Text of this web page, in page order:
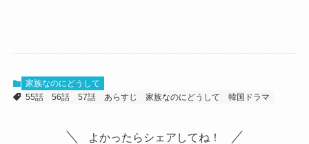
家族なのにどうして
55話
56話 57話 あらすじ 家族なのにどうして 韓国ドラマ
よかったらシェアしてね！